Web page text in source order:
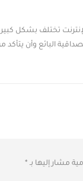
تختلف بشكل
البائع وأن
مشار إليها بـ *